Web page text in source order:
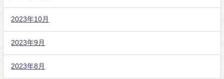
2023年10月
2023年9月
2023年8月